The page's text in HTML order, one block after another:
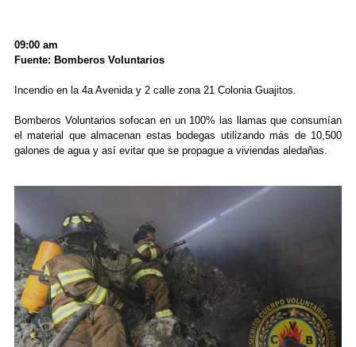
09:00 am
Fuente: Bomberos Voluntarios
Incendio en la 4a Avenida y 2 calle zona 21 Colonia Guajitos.
Bomberos Voluntarios sofocan en un 100% las llamas que consumían
el material que almacenan estas bodegas utilizando más de 10,500
galones de agua y así evitar que se propague a viviendas aledañas.